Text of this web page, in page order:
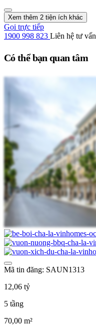
Xem thêm 2 tiện ích khác
Gọi trực tiếp
1900 998 823 Liên hệ tư vấn
Có thể bạn quan tâm
Mã tin đăng: SAUN1313
12,06 tỷ
5 tầng
70,00 m²